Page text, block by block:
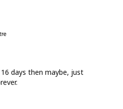
days then maybe, just